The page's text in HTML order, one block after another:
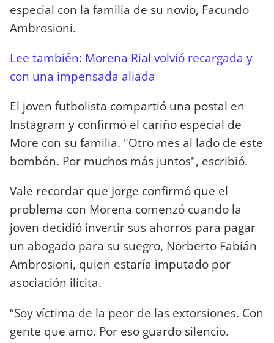
especial con la familia de su novio, Facundo
Ambrosioni.
Lee también: Morena Rial volvió recargada y
con una impensada aliada
El joven futbolista compartió una postal en
Instagram y confirmó el cariño especial de
More con su familia. "Otro mes al lado de este
bombón. Por muchos más juntos", escribió.
Vale recordar que Jorge confirmó que el
problema con Morena comenzó cuando la
joven decidió invertir sus ahorros para pagar
un abogado para su suegro, Norberto Fabián
Ambrosioni, quien estaría imputado por
asociación ilícita.
“Soy víctima de la peor de las extorsiones. Con
gente que amo. Por eso guardo silencio.